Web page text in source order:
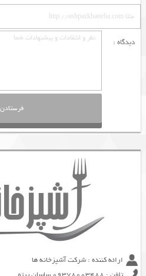
دیدگاه :
ارائه کننده : شرکت آشپزخانه ها